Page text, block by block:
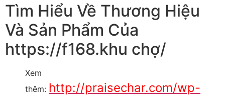
Tìm Hiểu Về Thương Hiệu
Và Sản Phẩm Của
https://f168.khu chợ/
Xem
thêm: http://praisechar.com/wp-